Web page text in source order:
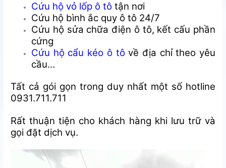
Cứu hộ vỏ lốp ô tô tận nơi
Cứu hộ bình ắc quy ô tô 24/7
Cứu hộ sửa chữa điện ô tô, kết cấu phần
cứng
Cứu hộ cẩu kéo ô tô về địa chỉ theo yêu
cầu…
Tất cả gói gọn trong duy nhất một số hotline
0931.711.711
Rất thuận tiện cho khách hàng khi lưu trữ và
gọi đặt dịch vụ.